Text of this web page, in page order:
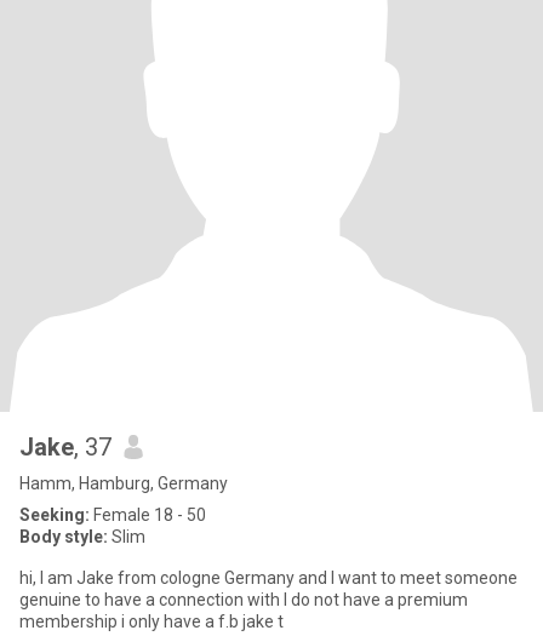
Jake, 37
Hamm, Hamburg, Germany
Seeking: Female 18 - 50
Body style: Slim
hi, I am Jake from cologne Germany and I want to meet someone
genuine to have a connection with I do not have a premium
membership i only have a f.b jake t